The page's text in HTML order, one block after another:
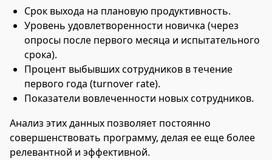
Срок выхода на плановую продуктивность.
Уровень удовлетворенности новичка (через
опросы после первого месяца и испытательного
срока).
Процент выбывших сотрудников в течение
первого года (turnover rate).
Показатели вовлеченности новых сотрудников.
Анализ этих данных позволяет постоянно
совершенствовать программу, делая ее еще более
релевантной и эффективной.